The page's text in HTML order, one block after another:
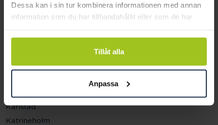
Dessa kan i sin tur kombinera informationen med annan
information som du har tillhandahållit eller som de har
Tillåt alla
Anpassa
Halmstad Hallarna
Haninge
Helsingborg
Jönköping
Karlstad
Katrineholm